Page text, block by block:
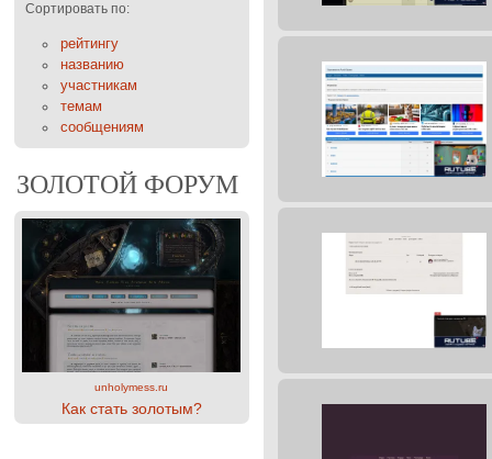
Сортировать по:
рейтингу
названию
участникам
темам
сообщениям
ЗОЛОТОЙ ФОРУМ
unholymess.ru
Как стать золотым?